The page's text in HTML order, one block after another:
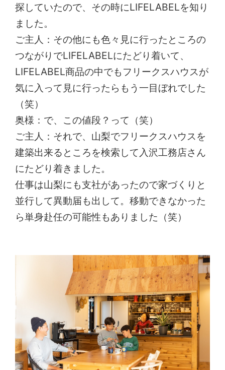
探していたので、その時にLIFELABELを知り
ました。
ご主人：その他にも色々見に行ったところの
つながりでLIFELABELにたどり着いて、
LIFELABEL商品の中でもフリークスハウスが
気に入って見に行ったらもう一目ぼれでした
（笑）
奥様：で、この値段？って（笑）
ご主人：それで、山梨でフリークスハウスを
建築出来るところを検索して入沢工務店さん
にたどり着きました。
仕事は山梨にも支社があったので家づくりと
並行して異動届も出して。移動できなかった
ら単身赴任の可能性もありました（笑）